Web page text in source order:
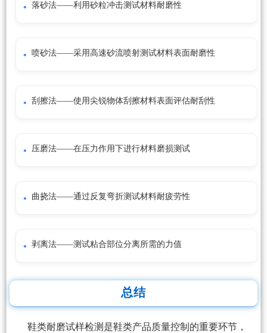
落砂法——利用砂粒冲击测试材料耐磨性
喷砂法——采用高速砂流喷射测试材料表面耐磨性
刮擦法——使用尖锐物体刮擦材料表面评估耐刮性
压磨法——在压力作用下进行材料磨损测试
曲挠法——通过反复弯折测试材料耐疲劳性
剥离法——测试粘合部位分离所需的力值
总结
鞋类耐磨试样检测是鞋类产品质量控制的重要环节，